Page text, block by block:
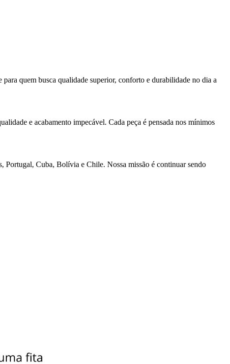
quem busca qualidade superior, conforto e durabilidade no dia a
e acabamento impecável. Cada peça é pensada nos mínimos
Portugal, Cuba, Bolívia e Chile. Nossa missão é continuar sendo